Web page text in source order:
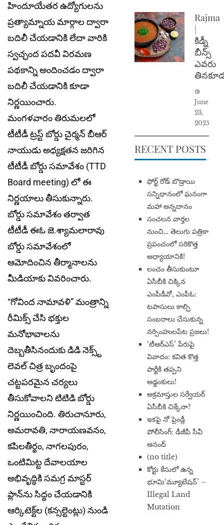
హిందూయేతర ఉద్యోగులను
ప్రత్యామ్నాయ మార్గాల ద్వారా
బదిలీ చేయడానికి లేదా వారికి
స్వచ్ఛంద పదవీ విరమణ
పథకాన్ని అందించడం ద్వారా
బదిలీ చేయడానికి కూడా
నిర్ణ‌యించారు.
మంగళవారం తిరుమలలో
టీటీడీ ట్రస్ట్ బోర్డు చైర్మన్ బీఆర్
నాయుడు అధ్యక్షతన జరిగిన
టీటీడీ బోర్డు సమావేశం (TTD
Board meeting) లో ఈ
నిర్ణయాలు తీసుకున్నారు.
బోర్డు సమావేశం తర్వాత
టీటీడీ ఈఓ జె.శ్యామలారావు
బోర్డు సమావేశంలో
ఆమోదించిన తీర్మానాలను
మీడియాకు వివరించారు.
“గోవింద నామావళి” మంత్రాన్ని
రీమిక్స్ చేసి భక్తుల
మనోభావాలను
దెబ్బతీసినందుకు డిడి నెక్స్ట్
లెవల్ చిత్ర బృందంపై
చట్టపరమైన చర్యలు
తీసుకోవాలని టిటిడి బోర్డు
నిర్ణయించింది. తిరుచానూరు,
అమరావతి, నారాయణవనం,
కపిలతీర్థం, నాగలపురం,
ఒంటిమిట్ట దేవాలయాల
అభివృద్ధికి సమగ్ర మాస్టర్
ప్లాన్‌ను సిద్ధం చేయడానికి
ఆర్కిటెక్ట్‌ల (కన్సల్టెంట్లు) నుండి
Rajma
|
కిడ్నీ
బీన్స్
ఎవరు
June
23,
2025
RECENT POSTS
​ఫోర్ట్ రోడ్ బొడ్రాయి
సన్నిధానంలో ఘనంగా
మహా అన్నదానం
సంచలన వార్తల
నుంచి… తెలుగు పత్రికా
ప్రపంచంలో సరికొత్త
అధ్యాయానికి!
​లంచం తీసుకుంటూ
ఏసీబీకి చిక్కిన
ఎంపీడీవో, ఎంపీఓ:
టపాసులు కాల్చి
సంబరాలు చేసుకున్న
నర్సింహులపేట ప్రజలు!
‘టీఆర్ఎస్’ పేరుపై
వివాదం: కవిత కొత్త
పార్టీకి తప్పని
అడ్డంకులు!
అక్రమాస్తుల సర్వేయర్
ఏసీబీకి చిక్కేనా?
ఇకపై నో ఫ్రెండ్లీ
పోలీసింగ్: డీజీపీ సీవీ
ఆనంద్
(no title)
​కోర్టు కేసులో ఉన్న
భూమి‘మ్యూటేషన్’ –
Illegal Land
Mutation